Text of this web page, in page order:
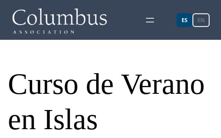
ES EN
Curso de Verano
en Islas